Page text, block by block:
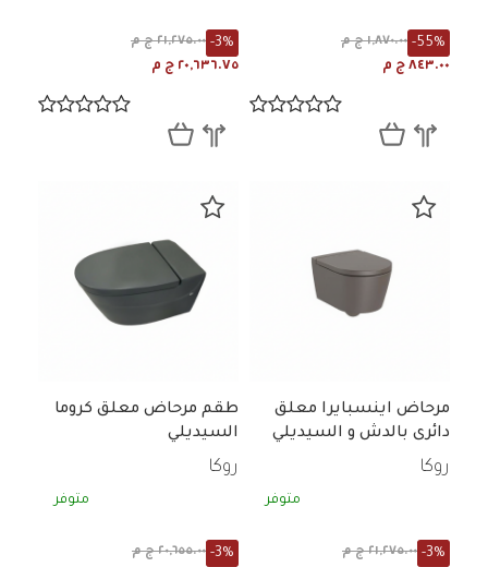
١,٨٧٠.٠٠ ج م -55%
٨٤٣.٠٠ ج م
٢١,٢٧٥.٠٠ ج م -3%
٢٠,٦٣٦.٧٥ ج م
مرحاض اينسبايرا معلق
دائرى بالدش و السيديلي
روكا
متوفر
٢١,٢٧٥.٠٠ ج م -3%
طقم مرحاض معلق كروما
السيديلي
روكا
متوفر
٢٠,٦٥٥.٠٠ ج م -3%